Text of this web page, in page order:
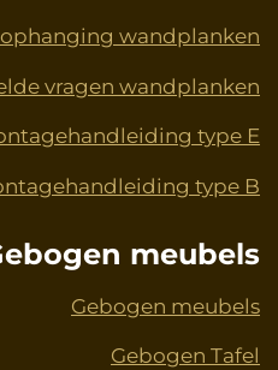
wandplanken
vragen wandplanken
type E
type B
meubels
Gebogen meubels
Gebogen Tafel